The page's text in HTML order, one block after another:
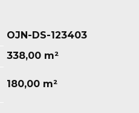
OJN-DS-123403
338,00 m²
180,00 m²